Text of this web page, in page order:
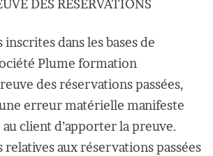
DES RESERVATIONS
inscrites dans les bases de
Plume formation
des réservations passées,
erreur matérielle manifeste
client d’apporter la preuve.
relatives aux réservations passées